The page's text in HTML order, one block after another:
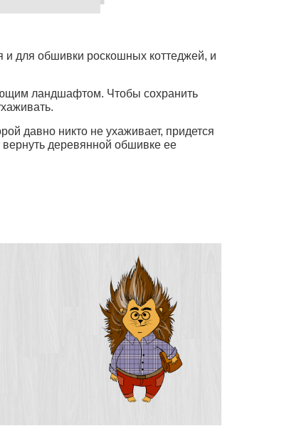
и для обшивки роскошных коттеджей, и
ландшафтом. Чтобы сохранить
давно никто не ухаживает, придется
деревянной обшивке ее